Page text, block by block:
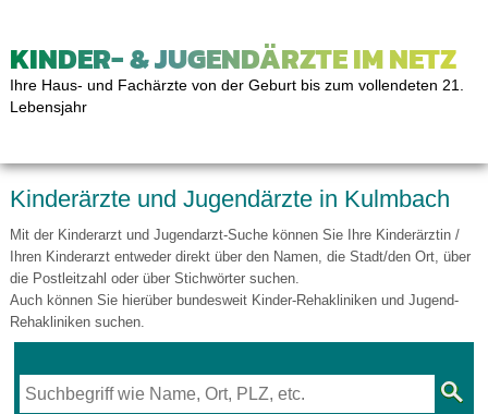
KINDER- & JUGENDÄRZTE IM NETZ
Ihre Haus- und Fachärzte von der Geburt bis zum vollendeten 21.
Lebensjahr
Kinderärzte und Jugendärzte in Kulmbach
Mit der Kinderarzt und Jugendarzt-Suche können Sie Ihre Kinderärztin /
Ihren Kinderarzt entweder direkt über den Namen, die Stadt/den Ort, über
die Postleitzahl oder über Stichwörter suchen.
Auch können Sie hierüber bundesweit Kinder-Rehakliniken und Jugend-
Rehakliniken suchen.